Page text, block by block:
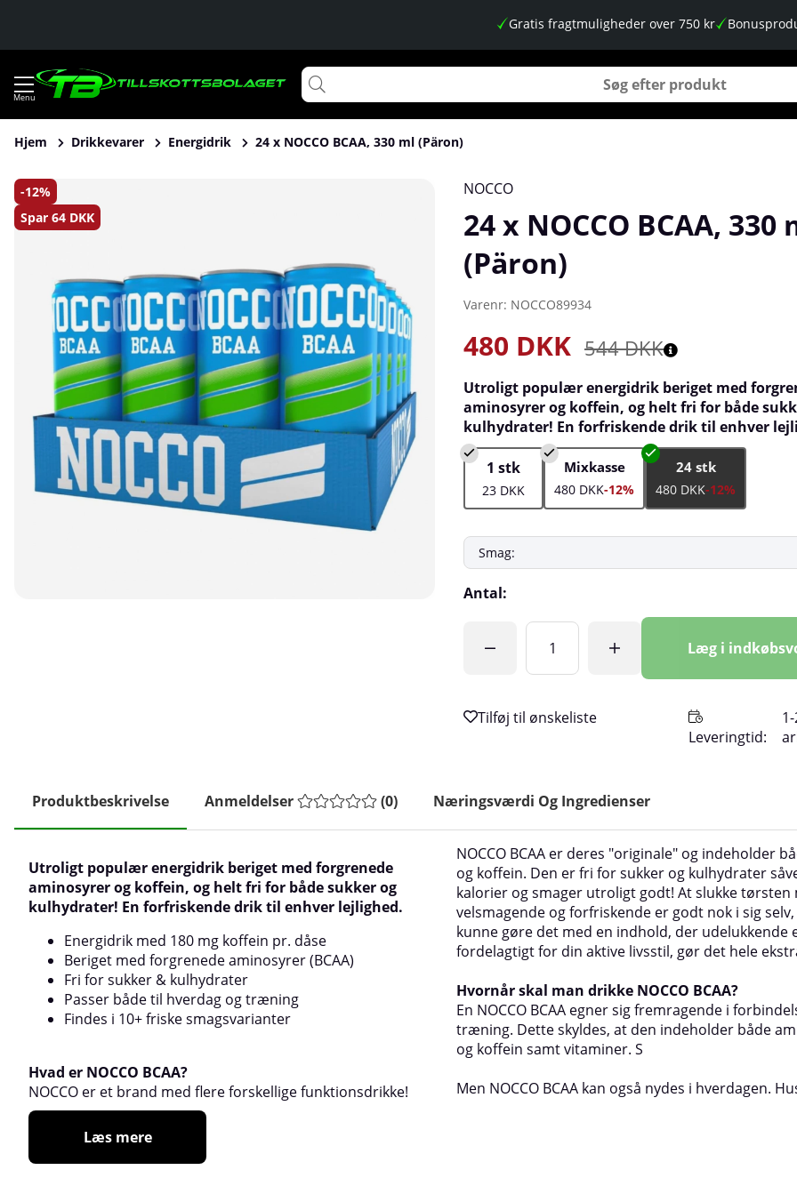
Gratis fragtmuligheder over 750 kr
Hjem Drikkevarer Energidrik 24 x NOCCO BCAA, 330 ml (Päron)
12
Spar 64 DKK
Produktbilleder 24 x NOCCO BCAA, 330 ml (Päron) NOCCO
24 x NOCCO BCAA, 330
(Päron)
Varenr: NOCCO89934
544DKK
480 DKK
Utroligt populær energidrik beriget med
aminosyrer og koffein, og helt fri for både
kulhydrater! En forfriskende drik til enhver
1 stk
23 DKK
Mixkasse
480 DKK-12%
24 stk
480 DKK-12%
Antal:
Læg i
Leveringtid:
Produktbeskrivelse Anmeldelser (0) Næringsværdi Og Ingredienser
Utroligt populær energidrik beriget med forgrenede
aminosyrer og koffein, og helt fri for både sukker og
kulhydrater! En forfriskende drik til enhver lejlighed.
Energidrik med 180 mg koffein pr. dåse
Beriget med forgrenede aminosyrer (BCAA)
Fri for sukker & kulhydrater
Passer både til hverdag og træning
Findes i 10+ friske smagsvarianter
Hvad er NOCCO BCAA?
NOCCO er et brand med flere forskellige funktionsdrikke!
NOCCO BCAA er deres "originale" og indeholder
og koffein. Den er fri for sukker og kulhydrater
kalorier og smager utroligt godt! At slukke tørsten
velsmagende og forfriskende er godt nok i sig
kunne gøre det med en indhold, der udelukkende
fordelagtigt for din aktive livsstil, gør det hele
Hvornår skal man drikke NOCCO BCAA?
En NOCCO BCAA egner sig fremragende i
træning. Dette skyldes, at den indeholder både
og koffein samt vitaminer. S
Men NOCCO BCAA kan også nydes i hverdagen.
Læs mere